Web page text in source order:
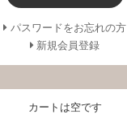
パスワードをお忘れの方
新規会員登録
カートは空です